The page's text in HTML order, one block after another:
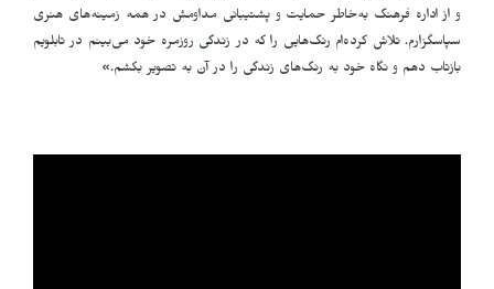
و از اداره فرهنگ به‌خاطر حمایت و پشتیبانی مداومش در همه زمینه‌های هنری
سپاسگزارم. تلاش کرده‌ام رنگ‌هایی را که در زندگی روزمره خود می‌بینم در تابلویم
بازتاب دهم و نگاه خود به رنگ‌های زندگی را در آن به تصویر بکشم.»